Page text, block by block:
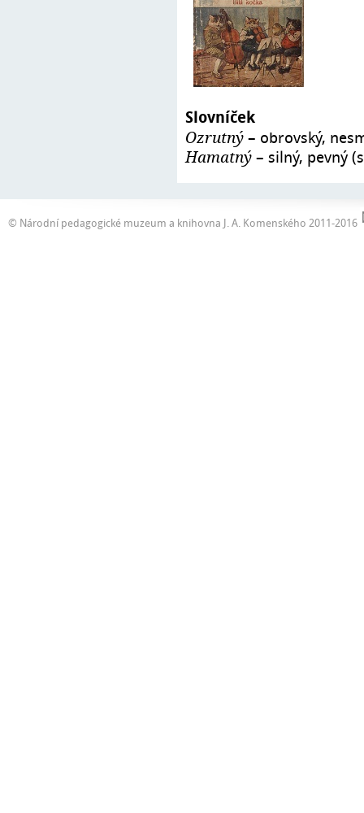
Slovníček
Ozrutný – obrovský,
Hamatný – silný, pevný
© Národní pedagogické muzeum a knihovna J. A. Komenského 2011-2016